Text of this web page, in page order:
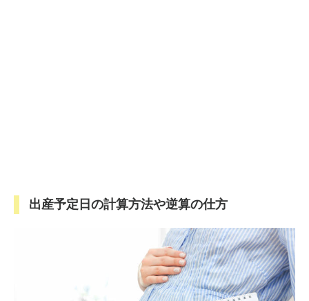
出産予定日の計算方法や逆算の仕方